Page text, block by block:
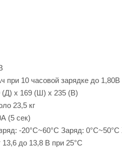
до 1,80В на
х 235 (В)
кг
сек)
Заряд: 0°С~50°С
13,8 В при 25°С